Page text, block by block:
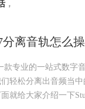
，
分离音轨怎么
款专业的一站式数
轻松分离出音频当
就给大家介绍一下